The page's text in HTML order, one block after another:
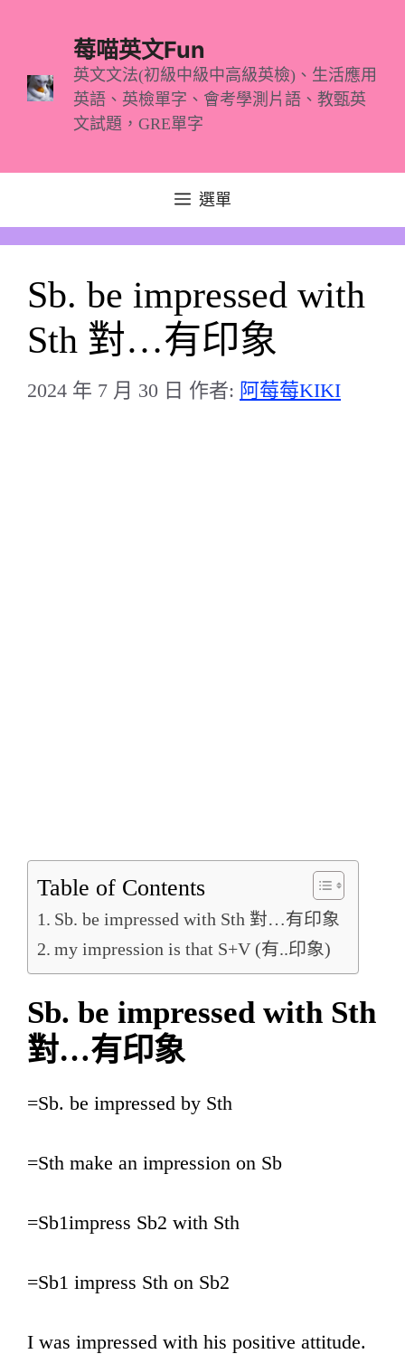
莓喵英文Fun
英文文法(初級中級中高級英檢)、生活應用
英語、英檢單字、會考學測片語、教甄英
文試題，GRE單字
選單
Sb. be impressed with
Sth 對…有印象
2024 年 7 月 30 日 作者: 阿莓莓KIKI
Table of Contents
Sb. be impressed with Sth 對…有印象
my impression is that S+V (有..印象)
Sb. be impressed with Sth
對…有印象
=Sb. be impressed by Sth
=Sth make an impression on Sb
=Sb1impress Sb2 with Sth
=Sb1 impress Sth on Sb2
I was impressed with his positive attitude.